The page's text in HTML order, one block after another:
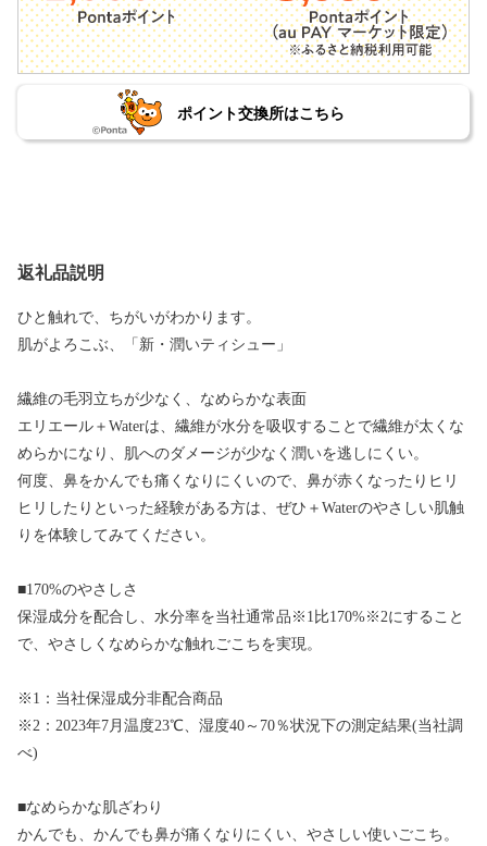
ポイント交換所はこちら
返礼品説明
ひと触れで、ちがいがわかります。
肌がよろこぶ、「新・潤いティシュー」
繊維の毛羽立ちが少なく、なめらかな表面
エリエール＋Waterは、繊維が水分を吸収することで繊維が太くな
めらかになり、肌へのダメージが少なく潤いを逃しにくい。
何度、鼻をかんでも痛くなりにくいので、鼻が赤くなったりヒリ
ヒリしたりといった経験がある方は、ぜひ＋Waterのやさしい肌触
りを体験してみてください。
■170%のやさしさ
保湿成分を配合し、水分率を当社通常品※1比170%※2にすること
で、やさしくなめらかな触れごこちを実現。
※1：当社保湿成分非配合商品
※2：2023年7月温度23℃、湿度40～70％状況下の測定結果(当社調
べ)
■なめらかな肌ざわり
かんでも、かんでも鼻が痛くなりにくい、やさしい使いごこち。